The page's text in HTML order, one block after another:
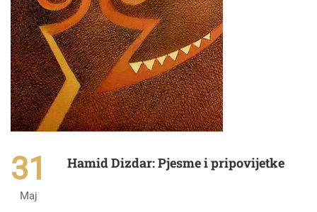
31
Maj
Hamid Dizdar: Pjesme i pripovijetke